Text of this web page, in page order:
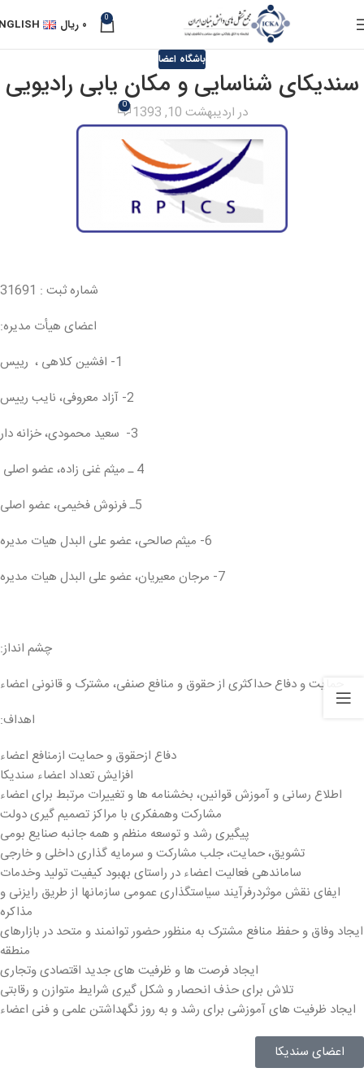
0 ۰ ریال
باشگاه اعضا
سندیکای شناسایی و مکان یابی رادیویی
در اردیبهشت 10, 1393 0
شماره ثبت : 31691
اعضای هیأت مدیره:
1- افشین کلاهی ، رييس
2- آزاد معروفی، نایب رییس
3- سعید محمودی، خزانه دار
4 ـ میثم غنی زاده، عضو اصلی
5ـ فرنوش فخیمی، عضو اصلی
6- میثم صالحی، عضو علی البدل هيات مديره
7- مرجان معیریان، عضو علی البدل هيات مديره
چشم انداز:
حمایت و دفاع حداکثری از حقوق و منافع صنفی، مشترک و قانونی اعضاء
اهداف:
دفاع ازحقوق و حمایت ازمنافع اعضاء
افزایش تعداد اعضاء سندیکا
اطلاع رسانی و آموزش قوانین، بخشنامه ها و تغییرات مرتبط برای اعضاء
مشارکت وهمفکری با مراکز تصمیم گیری دولت
پیگیری رشد و توسعه منظم و همه جانبه صنایع بومی
تشویق، حمایت، جلب مشارکت و سرمایه گذاری داخلی و خارجی
ساماندهی فعالیت اعضاء در راستای بهبود کیفیت تولید وخدمات
ایفای نقش موثردرفرآیند سیاستگذاری عمومی سازمانها از طریق رایزنی و
مذاکره
ایجاد وفاق و حفظ منافع مشترک به منظور حضور توانمند و متحد در بازارهای
منطقه
ایجاد فرصت ها و ظرفیت های جدید اقتصادی وتجاری
تلاش برای حذف انحصار و شکل گیری شرایط متوازن و رقابتی
ایجاد ظرفیت های آموزشی برای رشد و به روز نگهداشتن علمی و فنی اعضاء
اعضای سندیکا